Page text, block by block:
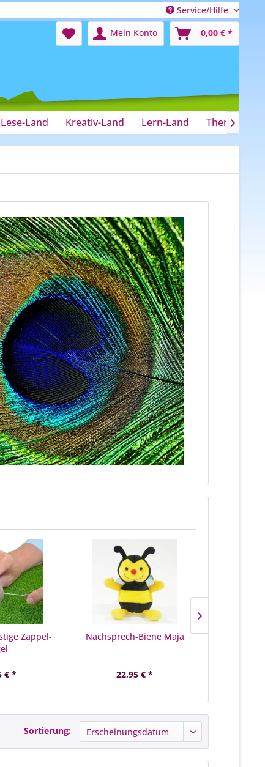
Service/Hilfe
Mein Konto
0,00 € *
Lese-Land Kreativ-Land Lern-Land Therapie-

Zappel-
€ *
Nachsprech-Biene Maja
22,95 € *
Sortierung: